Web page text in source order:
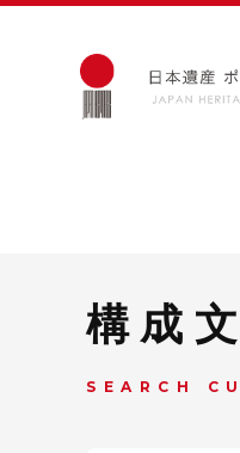
構成
SEARCH